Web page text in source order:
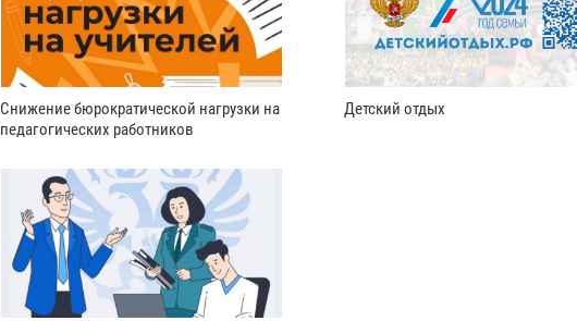
Снижение бюрократической нагрузки на
педагогических работников
Детский отдых